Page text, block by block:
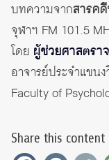
บทความจากสารค
จุฬาฯ FM 101.5
โดย ผู้ช่วยศาสตรา
อาจารย์ประจำแขน
Faculty of
Share this content